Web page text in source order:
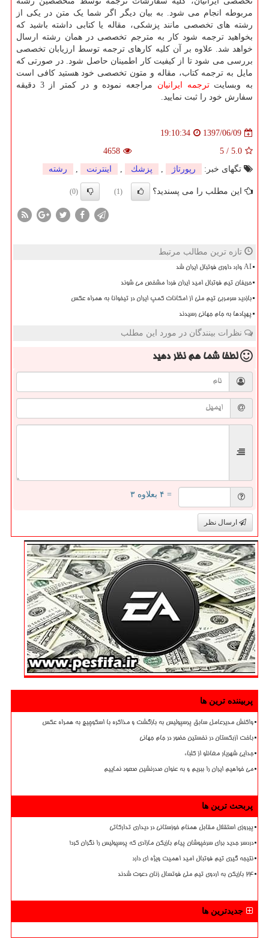
مربوطه انجام می شود. به بیان دیگر اگر شما یک متن در یکی از
رشته های تخصصی مانند پزشکی، مقاله یا کتابی داشته باشید که
بخواهید ترجمه شود کار به مترجم تخصصی در همان رشته ارسال
خواهد شد. علاوه بر آن کلیه کارهای ترجمه توسط ارزیابان تخصصی
بررسی می شود تا از کیفیت کار اطمینان حاصل شود. در صورتی که
مایل به ترجمه کتاب، مقاله و متون تخصصی خود هستید کافی است
به وبسایتترجمه ایرانیان
مراجعه نموده و در کمتر از 3 دقیقه
سفارش خود را ثبت نمایید.
1397/06/09
19:10:34
5.0
/
5
4658
تگهای خبر:
رپورتاژ , پزشك , اینترنت , رشته
این مطلب را می پسندید؟ (1)
(0)
تازه ترین مطالب مرتبط
AI وارد داوری فوتبال ایران شد
حریفان تیم فوتبال امید ایران فردا مشخص می شوند
بازدید سرمربی تیم ملی از امکانات کمپ ایران در تیخوانا به همراه عکس
پهپادها به جام جهانی رسیدند
نظرات بینندگان در مورد این مطلب
لطفا شما همنظر دهید
= ۴ بعلاوه ۳
ارسال نظر
پربیننده ترین ها
واکنش مدیرعامل سابق پرسپولیس به بازگشت و مذاکره با اسکوچیچ به همراه عکس
باخت ازبکستان در نخستین حضور در جام جهانی
جدایی شهریار مغانلو از کلباء
می خواهیم ایران را ببریم و به عنوان صدرنشین صعود نماییم
پربحث ترین ها
پیروزی استقلال مقابل همنام خوزستانی در دیداری تدارکاتی
دردسر جدید برای سرخپوشان پیام بازیکن مازادی که پرسپولیس را نگران کرد!
نتیجه گیری تیم فوتبال امید اهمیت ویژه ای دارد
۲۴ بازیکن به اردوی تیم ملی فوتسال زنان دعوت شدند
جدیدترین ها